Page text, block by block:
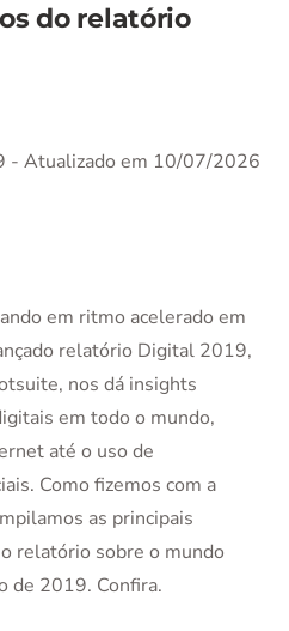
do relatório
- Atualizado em 10/07/2026
em ritmo acelerado em
relatório Digital 2019,
nos dá insights
em todo o mundo,
até o uso de
Como fizemos com a
as principais
relatório sobre o mundo
de 2019. Confira.